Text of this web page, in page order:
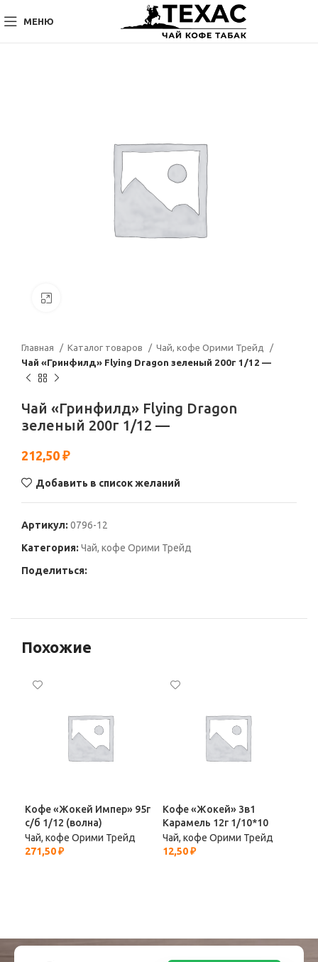
МЕНЮ
Главная Каталог товаров
Чай, кофе Орими Трейд
Чай «Гринфилд» Flying Dragon зеленый 200г 1/12 —
Чай «Гринфилд» Flying Dragon
зеленый 200г 1/12 —
212,50 ₽
Добавить в список желаний
Артикул: 0796-12
Категория: Чай, кофе Орими Трейд
Поделиться:
Похожие
Кофе «Жокей Импер» 95г
с/б 1/12 (волна)
Чай, кофе Орими Трейд
271,50₽
Кофе «Жокей» 3в1
Карамель 12г 1/10*10
Чай, кофе Орими Трейд
12,50₽